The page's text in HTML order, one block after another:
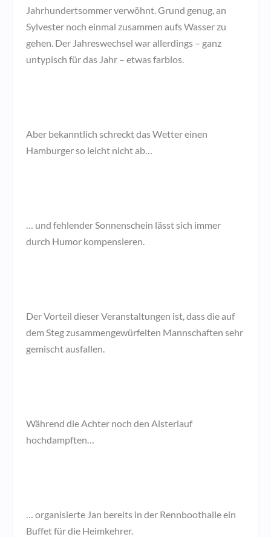
Jahrhundertsommer verwöhnt. Grund genug, an
Sylvester noch einmal zusammen aufs Wasser zu
gehen. Der Jahreswechsel war allerdings – ganz
untypisch für das Jahr – etwas farblos.
Aber bekanntlich schreckt das Wetter einen
Hamburger so leicht nicht ab…
… und fehlender Sonnenschein lässt sich immer
durch Humor kompensieren.
Der Vorteil dieser Veranstaltungen ist, dass die auf
dem Steg zusammengewürfelten Mannschaften sehr
gemischt ausfallen.
Während die Achter noch den Alsterlauf
hochdampften…
… organisierte Jan bereits in der Rennboothalle ein
Buffet für die Heimkehrer.